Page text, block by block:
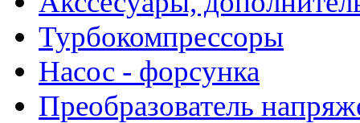
Турбокомпрессоры
Насос - форсунка
Преобразователь